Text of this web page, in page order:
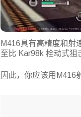
M416具有高精度和射
至比 Kar98k 栓动式狙
因此，你应该用M416